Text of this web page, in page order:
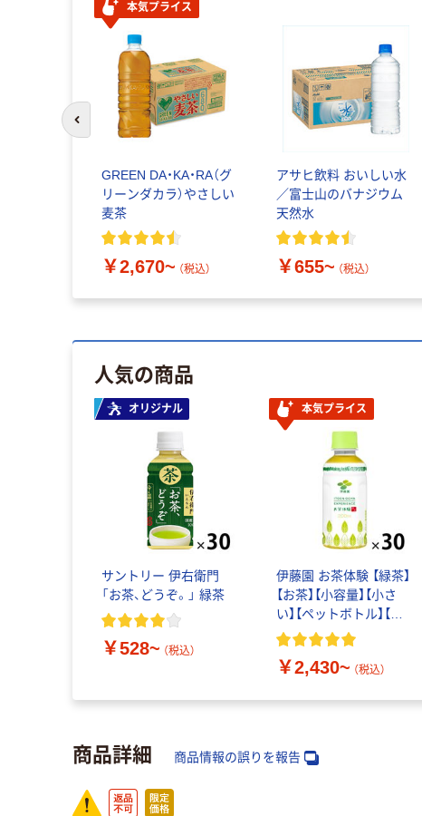
本気プライス
GREEN DA・KA・RA（グ
リーンダカラ）やさしい
麦茶
￥2,670~ （税込）
アサヒ飲料 おいしい水
／富士山のバナジウム
天然水
￥655~ （税込）
前のスライドへ
人気の商品
オリジナル
サントリー 伊右衛門
「お茶、どうぞ。」 緑茶
￥528~ （税込）
本気プライス
伊藤園 お茶体験 【緑茶】
【お茶】【小容量】【小さ
い】【ペットボトル】【ペ
ットボトル】【接客】【来
￥2,430~ （税込）
商品詳細 商品情報の誤りを報告